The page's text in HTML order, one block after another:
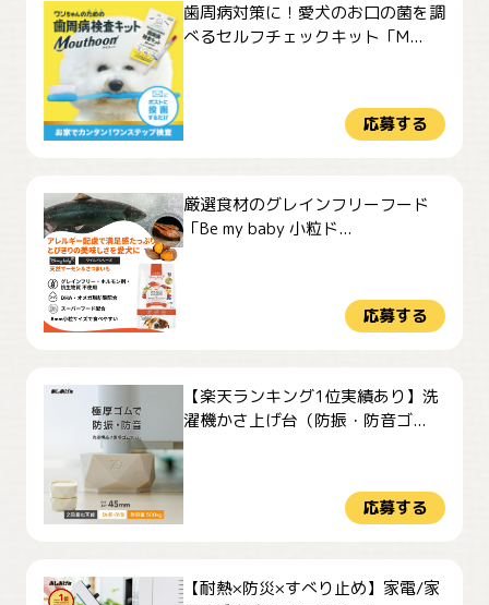
歯周病対策に！愛犬のお口の菌を調
べるセルフチェックキット「M...
応募する
厳選食材のグレインフリーフード
「Be my baby 小粒ド...
応募する
【楽天ランキング1位実績あり】洗
濯機かさ上げ台（防振・防音ゴ...
応募する
【耐熱×防災×すべり止め】家電/家